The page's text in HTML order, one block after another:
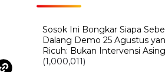
Sosok Ini Bongkar Siapa
Dalang Demo 25 Agustus
Ricuh: Bukan Intervensi Asing
(1,000,011)